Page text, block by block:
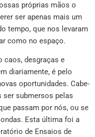
próprias mãos o
ser apenas mais um
tempo, que nos levaram
como no espaço.
caos, desgraças e
diariamente, é pelo
oportunidades. Cabe-
submersos pelas
passam por nós, ou se
Esta última foi a
de Ensaios de